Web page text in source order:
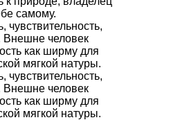
самому.
чувствительность,
Внешне человек
как ширму для
мягкой натуры.
чувствительность,
Внешне человек
как ширму для
мягкой натуры.